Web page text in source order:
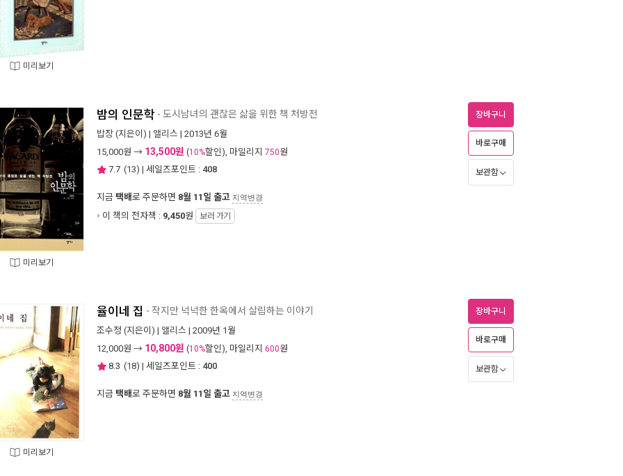
미리보기
미리보기
밤의 인문학 - 도시남녀의 괜찮은 삶을 위한 책 처방전
밥장 (지은이) | 앨리스 | 2013년 6월
15,000원 → 13,500원 (10%할인), 마일리지 750원
7.7 (13) | 세일즈포인트 : 408
지금 택배로 주문하면 8월 11일 출고 지역변경
이 책의 전자책 : 9,450원 보러 가기
장바구니
바로구매
보관함
미리보기
율이네 집 - 작지만 넉넉한 한옥에서 살림하는 이야기
조수정 (지은이) | 앨리스 | 2009년 1월
12,000원 → 10,800원 (10%할인), 마일리지 600원
8.3 (18) | 세일즈포인트 : 400
지금 택배로 주문하면 8월 11일 출고 지역변경
장바구니
바로구매
보관함